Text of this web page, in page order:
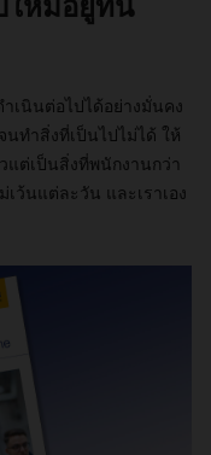
ใหม่อยู่ที่นี่
เนินต่อไปได้อย่างมั่นคง
ทำสิ่งที่เป็นไปไม่ได้ ให้
แต่เป็นสิ่งที่พนักงานกว่า
เว้นแต่ละวัน และเราเอง